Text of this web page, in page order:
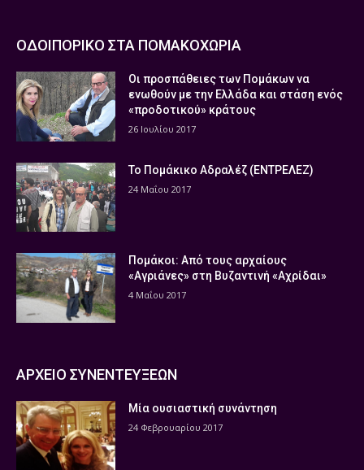
ΟΔΟΙΠΟΡΙΚΟ ΣΤΑ ΠΟΜΑΚΟΧΩΡΙΑ
Οι προσπάθειες των Πομάκων να
ενωθούν με την Ελλάδα και στάση ενός
«προδοτικού» κράτους
26 Ιουλίου 2017
Το Πομάκικο Αδραλέζ (ΕΝΤΡΕΛΕΖ)
24 Μαΐου 2017
Πομάκοι: Από τους αρχαίους
«Αγριάνες» στη Βυζαντινή «Αχρίδαι»
4 Μαΐου 2017
ΑΡΧΕΙΟ ΣΥΝΕΝΤΕΥΞΕΩΝ
Μία ουσιαστική συνάντηση
24 Φεβρουαρίου 2017